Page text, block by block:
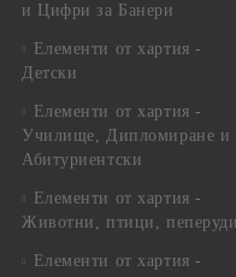
и Цифри за Банери
Елементи от хартия -
Детски
Елементи от хартия -
Училище, Дипломиране и
Абитуриентски
Елементи от хартия -
Животни, птици, пеперуди
Елементи от хартия -